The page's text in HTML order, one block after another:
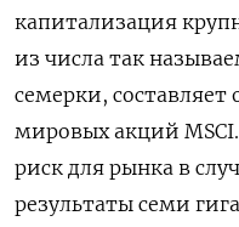
капитализация
из числа так
семерки, составляет
мировых акций
риск для рынка в
результаты семи